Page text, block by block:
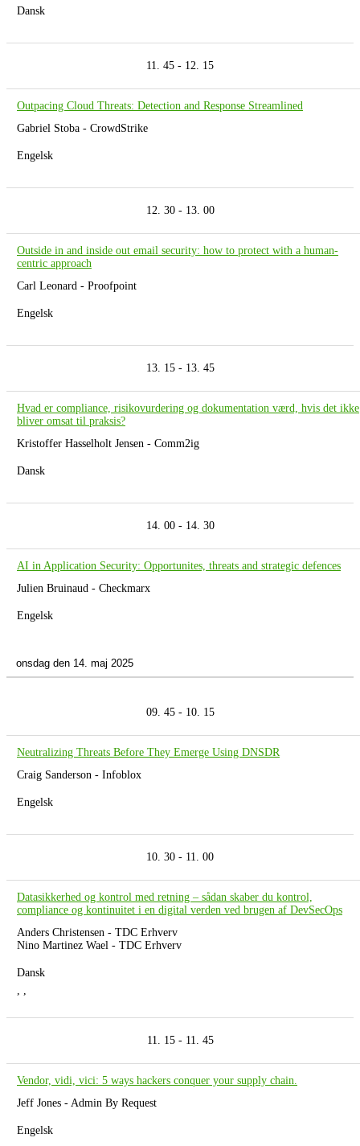
Dansk
11. 45 - 12. 15
Outpacing Cloud Threats: Detection and Response Streamlined
Gabriel Stoba - CrowdStrike
Engelsk
12. 30 - 13. 00
Outside in and inside out email security: how to protect with a human-
centric approach
Carl Leonard - Proofpoint
Engelsk
13. 15 - 13. 45
Hvad er compliance, risikovurdering og dokumentation værd, hvis det ikke
bliver omsat til praksis?
Kristoffer Hasselholt Jensen - Comm2ig
Dansk
14. 00 - 14. 30
AI in Application Security: Opportunites, threats and strategic defences
Julien Bruinaud - Checkmarx
Engelsk
onsdag den 14. maj 2025
09. 45 - 10. 15
Neutralizing Threats Before They Emerge Using DNSDR
Craig Sanderson - Infoblox
Engelsk
10. 30 - 11. 00
Datasikkerhed og kontrol med retning – sådan skaber du kontrol,
compliance og kontinuitet i en digital verden ved brugen af DevSecOps
Anders Christensen - TDC Erhverv
Nino Martinez Wael - TDC Erhverv
Dansk
, ,
11. 15 - 11. 45
Vendor, vidi, vici: 5 ways hackers conquer your supply chain.
Jeff Jones - Admin By Request
Engelsk